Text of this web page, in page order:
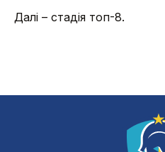
Далі – стадія топ-8.